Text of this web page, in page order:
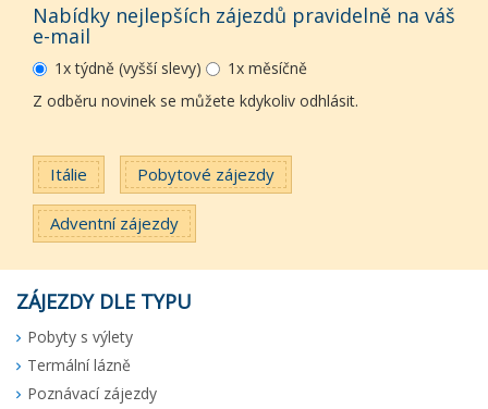
Nabídky nejlepších zájezdů pravidelně na váš
e-mail
1x týdně (vyšší slevy)
1x měsíčně
Z odběru novinek se můžete kdykoliv odhlásit.
Itálie Pobytové zájezdy
Adventní zájezdy
ZÁJEZDY DLE TYPU
Pobyty s výlety
Termální lázně
Poznávací zájezdy